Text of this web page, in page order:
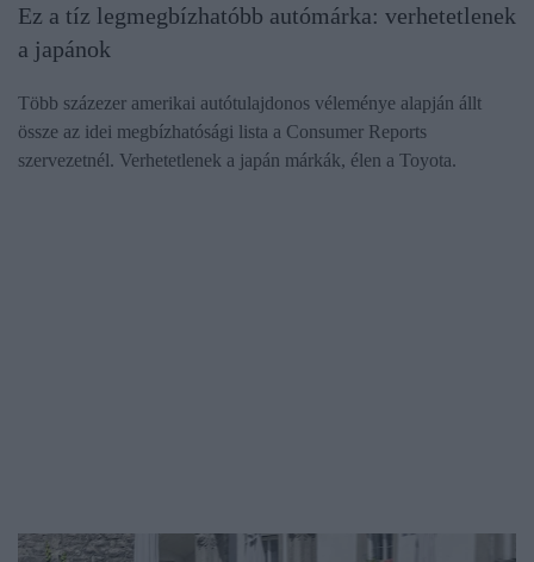
Ez a tíz legmegbízhatóbb autómárka: verhetetlenek
a japánok
Több százezer amerikai autótulajdonos véleménye alapján állt
össze az idei megbízhatósági lista a Consumer Reports
szervezetnél. Verhetetlenek a japán márkák, élen a Toyota.